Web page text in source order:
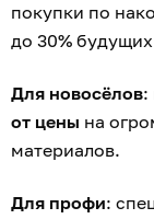
покупки по
до 30% будущих
Для новосёлов:
от цены на
материалов.
Для профи: